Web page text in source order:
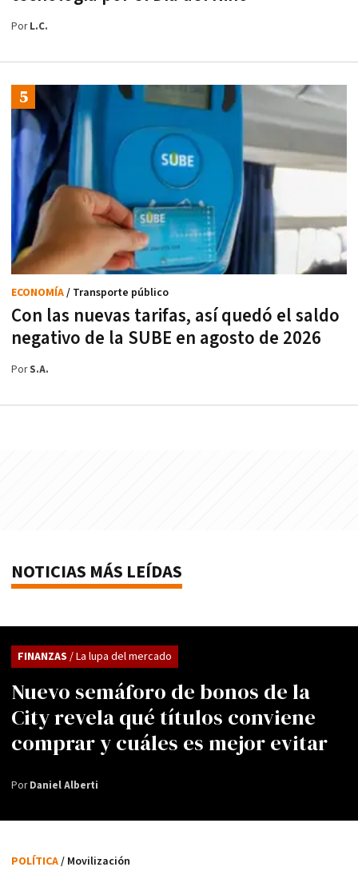
PorL.C.
Con las nuevas tarifas, así quedó el saldo
negativo de la SUBE en agosto de 2026
ECONOMÍA/ Transporte público
PorS.A.
NOTICIAS MÁS LEÍDAS
Nuevo semáforo de bonos de la
City revela qué títulos conviene
comprar y cuáles es mejor evitar
FINANZAS / La lupa del mercado
PorDaniel Alberti
POLÍTICA/ Movilización